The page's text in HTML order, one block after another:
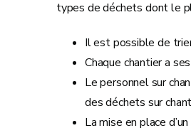
types de déchets dont le
Il est possible de
Chaque chantier a
Le personnel sur
des déchets sur
La mise en place